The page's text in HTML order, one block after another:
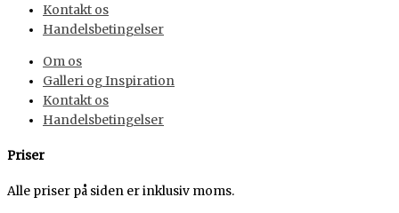
Kontakt os
Handelsbetingelser
Om os
Galleri og Inspiration
Kontakt os
Handelsbetingelser
Priser
Alle priser på siden er inklusiv moms.